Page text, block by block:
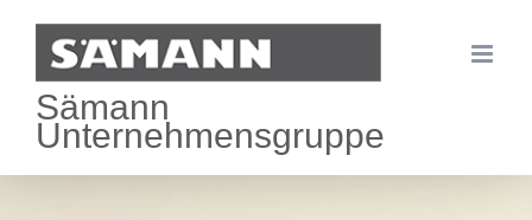
Zum
Inhalt
springen
Sämann
Unternehmensgruppe